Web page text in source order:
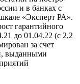
и в банках с
«Эксперт РА».
гарантийного
до 01.04.22 (с 2,2
за счет
выданными